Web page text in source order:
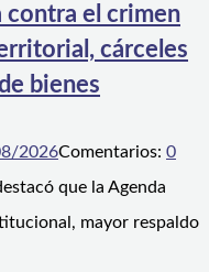
contra el crimen
cárceles
bienes
2026Comentarios: 0
que la Agenda
mayor respaldo